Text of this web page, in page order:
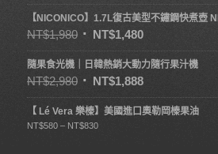
【NICONICO】1.7L復古美型不鏽鋼快煮壺
NT$1,980 NT$1,480
隨果食光機｜日韓熱銷大動力隨行果汁機
NT$2,980 NT$1,888
【 Lé Vera 樂榛】美國進口奧勒岡榛果油
NT$580 – NT$830